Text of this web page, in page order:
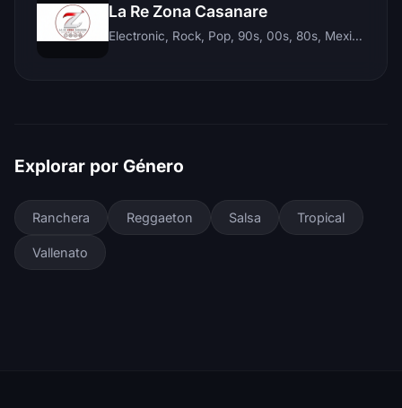
La Re Zona Casanare
Electronic, Rock, Pop, 90s, 00s, 80s, Mexican, Ranchera, Reggaeton, Instrumental, Salsa, Merengue, Tropical, Romantic, Vallenato, Llanera
Explorar por Género
Ranchera Reggaeton Salsa Tropical
Vallenato